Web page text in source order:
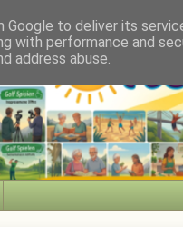
to deliver its
with performance and
address abuse.